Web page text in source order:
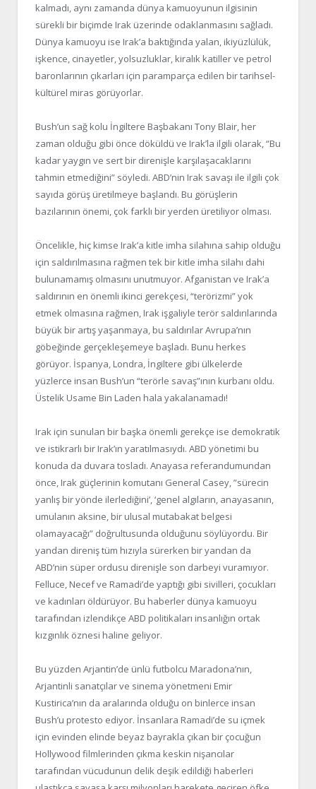
kalmadı, aynı zamanda dünya kamuoyunun ilgisinin
sürekli bir biçimde Irak üzerinde odaklanmasını sağladı.
Dünya kamuoyu ise Irak’a baktığında yalan, ikiyüzlülük,
işkence, cinayetler, yolsuzluklar, kiralık katiller ve petrol
baronlarının çıkarları için paramparça edilen bir tarihsel-
kültürel miras görüyorlar.
Bush’un sağ kolu İngiltere Başbakanı Tony Blair, her
zaman olduğu gibi önce döküldü ve Irak’la ilgili olarak, “Bu
kadar yaygın ve sert bir direnişle karşılaşacaklarını
tahmin etmediğini” söyledi. ABD’nin Irak savaşı ile ilgili çok
sayıda görüş üretilmeye başlandı. Bu görüşlerin
bazılarının önemi, çok farklı bir yerden üretiliyor olması.
Öncelikle, hiç kimse Irak’a kitle imha silahına sahip olduğu
için saldırılmasına rağmen tek bir kitle imha silahı dahi
bulunamamış olmasını unutmuyor. Afganistan ve Irak’a
saldırının en önemli ikinci gerekçesi, “terörizmi” yok
etmek olmasına rağmen, Irak işgaliyle terör saldırılarında
büyük bir artış yaşanmaya, bu saldırılar Avrupa’nın
göbeğinde gerçekleşemeye başladı. Bunu herkes
görüyor. İspanya, Londra, İngiltere gibi ülkelerde
yüzlerce insan Bush’un “terörle savaş”ının kurbanı oldu.
Üstelik Usame Bin Laden hala yakalanamadı!
Irak için sunulan bir başka önemli gerekçe ise demokratik
ve istikrarlı bir Irak’ın yaratılmasıydı. ABD yönetimi bu
konuda da duvara tosladı. Anayasa referandumundan
önce, Irak güçlerinin komutanı General Casey, ”sürecin
yanlış bir yönde ilerlediğini’, ‘genel algıların, anayasanın,
umulanın aksine, bir ulusal mutabakat belgesi
olamayacağı” doğrultusunda olduğunu söylüyordu. Bir
yandan direniş tüm hızıyla sürerken bir yandan da
ABD’nin süper ordusu direnişle son darbeyi vuramıyor.
Felluce, Necef ve Ramadi’de yaptığı gibi sivilleri, çocukları
ve kadınları öldürüyor. Bu haberler dünya kamuoyu
tarafından izlendikçe ABD politikaları insanlığın ortak
kızgınlık öznesi haline geliyor.
Bu yüzden Arjantin’de ünlü futbolcu Maradona’nın,
Arjantinli sanatçılar ve sinema yönetmeni Emir
Kustirica’nın da aralarında olduğu on binlerce insan
Bush’u protesto ediyor. İnsanlara Ramadi’de su içmek
için evinden elinde beyaz bayrakla çıkan bir çocuğun
Hollywood filmlerinden çıkma keskin nişancılar
tarafından vücudunun delik deşik edildiği haberleri